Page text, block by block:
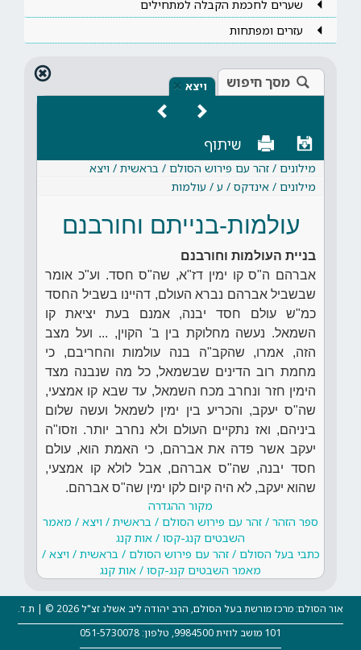
שערים לחכמת הקבלה למתחילים
עזרים ומפתחות
מסך חיפוש ויצא ×
שיתוף
מילונים / זהר עם פירוש הסולם / בראשית / ויצא
מילונים / אינדקס / ע / עולמות
עולמות-בנייתם וחורבנם
בניית העולמות וחורבנם
אברהם ה"ס קו ימין דז"א, שה"ס חסד. וע"כ אומר
שבשביל אברהם נברא העולם, דהיינו בשביל החסד
כמ"ש עולם חסד יבנה, אמנם בעת יציאת קו
השמאל. נעשה מחלוקת בין ב' הקוין, ... ועל מצב
הזה, אמרו, שהקב"ה בנה עולמות והחריבם, כי
מחמת רוב הדינים שבשמאל, כל מה שנבנה מצד
הימין חזר ונחרב מכח השמאל, עד שבא קו אמצעי,
שה"ס יעקב, והכריע בין ימין לשמאל ועשה שלום
ביניהם, ואז נתקיים העולם ולא נחרב יותר. וזסו"ה
יעקב אשר פדה את אברהם, כי האמת הוא, עולם
חסד יבנה, שה"ס אברהם, אבל לולא קו אמצעי,
שהוא יעקב, לא היה קיום לקו ימין שה"ס אברהם.
מקור ההגדרה
ספר הזהר / זהר עם פירוש הסולם / בראשית / ויצא / מאמר
השבטים קנג-קסו / אות קנג
כתבי בעל הסולם / זהר עם פירוש הסולם / בראשית / ויצא /
מאמר השבטים קנג-קסו / אות קנג
אור הסולם: מרכז מורשת בעל הסולם, הרב יהודה ליב אשלג זצ"ל 2026 © | ת.ד.
101 מושב לוזית 9984500, טלפון: 051-5730078